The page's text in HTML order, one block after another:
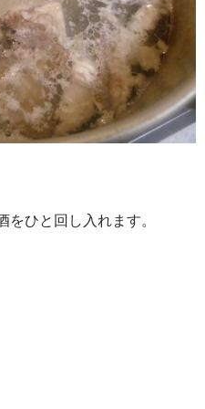
ひと回し入れます。